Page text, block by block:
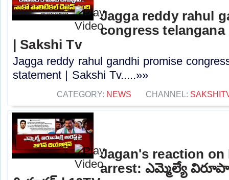
Jagga reddy rahul
congress
| Sakshi Tv
Jagga reddy rahul gandhi promise
statement | Sakshi Tv.....»»
CATEGORY: NEWS CHANNEL:
Jagan's reaction
arrest: ఎమ్మెల్యే